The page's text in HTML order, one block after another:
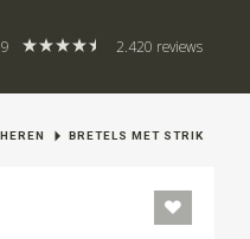
9 2.420 reviews
HEREN BRETELS MET STRIK